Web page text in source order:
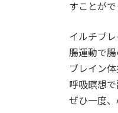
すことがで
イルチブ
腸運動で腸
ブレイン体
呼吸瞑想
ぜひ一度、